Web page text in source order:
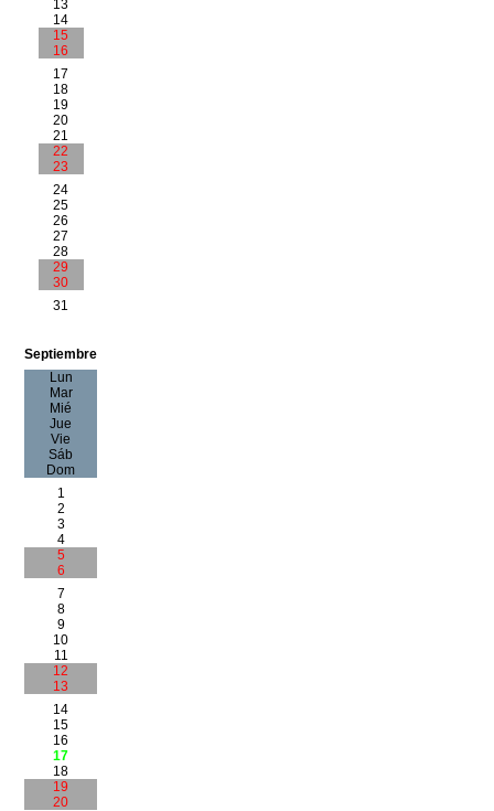
13
14
15
16
17
18
19
20
21
22
23
24
25
26
27
28
29
30
31
Septiembre
Lun
Mar
Mié
Jue
Vie
Sáb
Dom
1
2
3
4
5
6
7
8
9
10
11
12
13
14
15
16
17
18
19
20